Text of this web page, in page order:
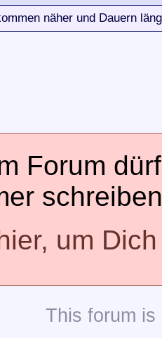
näher und Dauern
Forum
um
This forum is